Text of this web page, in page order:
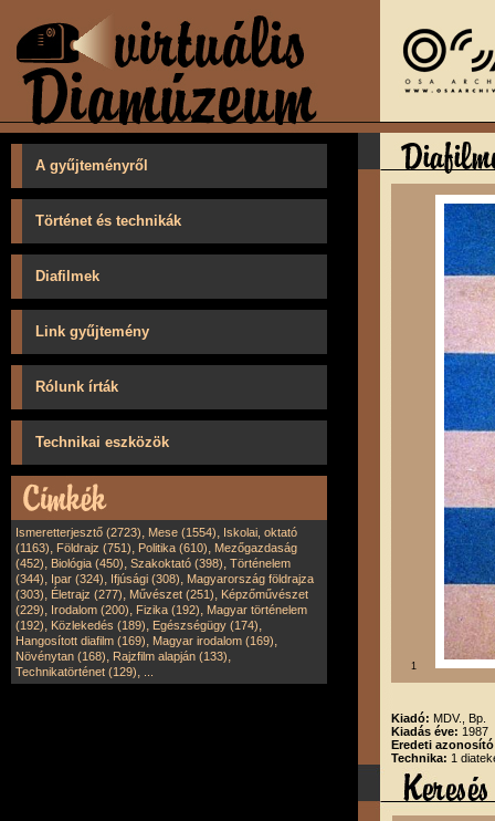
A gyűjteményről
Történet és technikák
Diafilmek
Link gyűjtemény
Rólunk írták
Technikai eszközök
Ismeretterjesztő (2723), Mese (1554), Iskolai, oktató
(1163), Földrajz (751), Politika (610), Mezőgazdaság
(452), Biológia (450), Szakoktató (398), Történelem
(344), Ipar (324), Ifjúsági (308), Magyarország földrajza
(303), Életrajz (277), Művészet (251), Képzőművészet
(229), Irodalom (200), Fizika (192), Magyar történelem
(192), Közlekedés (189), Egészségügy (174),
Hangosított diafilm (169), Magyar irodalom (169),
Növénytan (168), Rajzfilm alapján (133),
Technikatörténet (129), 1
Kiadó: MDV., Bp.
Kiadás éve: 1987
Eredeti
Technika: 1